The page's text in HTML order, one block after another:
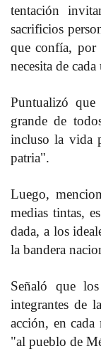
tentación
sacrificios
que confía, por
necesita de
Puntualizó
grande de
incluso la vida
patria".
Luego,
medias tintas,
dada, a los
la bandera
Señaló que
integrantes de
acción, en
"al pueblo de